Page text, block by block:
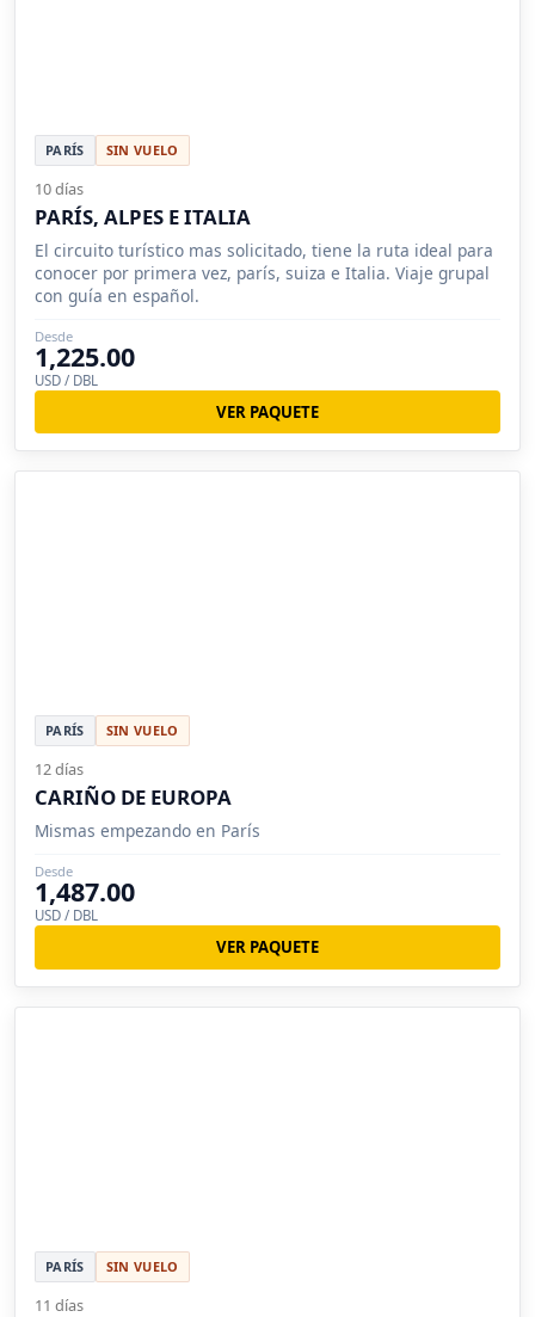
PARÍS SIN VUELO
10 días
PARÍS, ALPES E ITALIA
El circuito turístico mas solicitado, tiene la ruta ideal para
conocer por primera vez, parís, suiza e Italia. Viaje grupal
con guía en español.
Desde
1,225.00
USD / DBL
VER PAQUETE
PARÍS SIN VUELO
12 días
CARIÑO DE EUROPA
Mismas empezando en París
Desde
1,487.00
USD / DBL
VER PAQUETE
PARÍS SIN VUELO
11 días